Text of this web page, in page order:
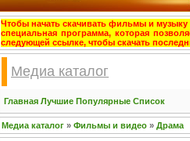
Чтобы начать скачивать фильмы и музыку
специальная программа, которая
следующей ссылке, чтобы скачать
Медиа каталог
Главная Лучшие Популярные Список
Медиа каталог » Фильмы и видео » Драма